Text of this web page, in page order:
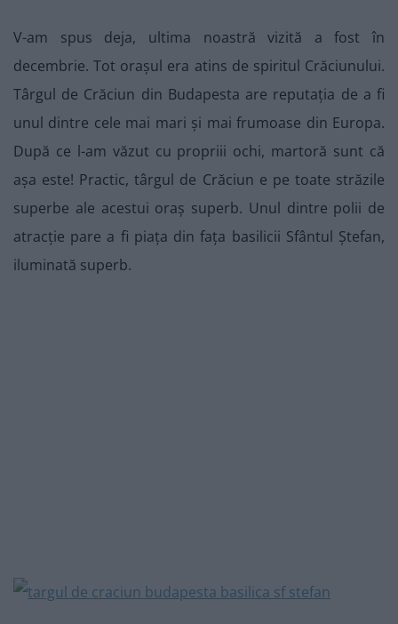
V-am spus deja, ultima noastră vizită a fost în
decembrie. Tot orașul era atins de spiritul Crăciunului.
Târgul de Crăciun din Budapesta are reputația de a fi
unul dintre cele mai mari și mai frumoase din Europa.
După ce l-am văzut cu propriii ochi, martoră sunt că
așa este! Practic, târgul de Crăciun e pe toate străzile
superbe ale acestui oraș superb. Unul dintre polii de
atracție pare a fi piața din fața basilicii Sfântul Ștefan,
iluminată superb.